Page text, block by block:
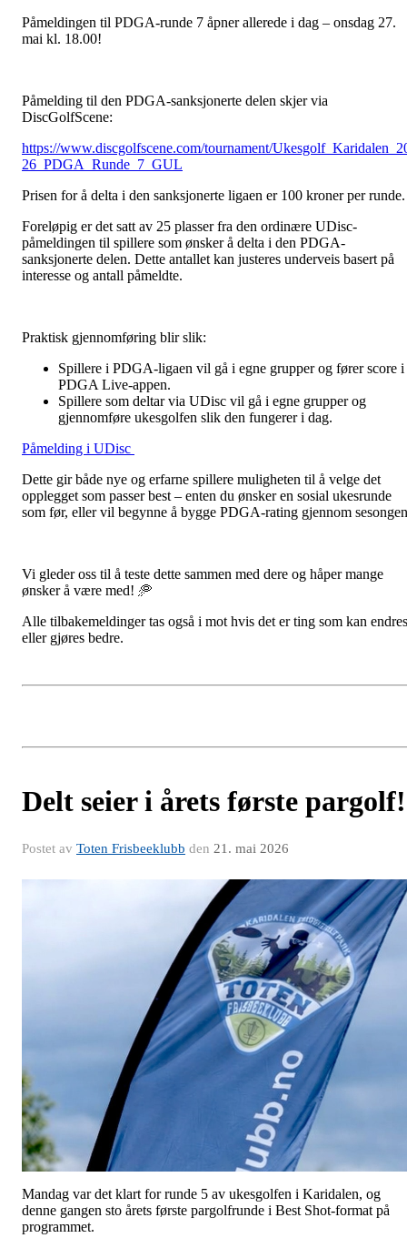
Påmeldingen til PDGA-runde 7 åpner allerede i dag – onsdag 27.
mai kl. 18.00!
Påmelding til den PDGA-sanksjonerte delen skjer via
DiscGolfScene:
https://www.discgolfscene.com/tournament/
26_PDGA_Runde_7_GUL
Prisen for å delta i den sanksjonerte ligaen er 100 kroner per runde.
Foreløpig er det satt av 25 plasser fra den ordinære UDisc-
påmeldingen til spillere som ønsker å delta i den PDGA-
sanksjonerte delen. Dette antallet kan justeres underveis basert på
interesse og antall påmeldte.
Praktisk gjennomføring blir slik:
Spillere i PDGA-ligaen vil gå i egne grupper og fører score i
PDGA Live-appen.
Spillere som deltar via UDisc vil gå i egne grupper og
gjennomføre ukesgolfen slik den fungerer i dag.
Påmelding i UDisc
Dette gir både nye og erfarne spillere muligheten til å velge det
opplegget som passer best – enten du ønsker en sosial ukesrunde
som før, eller vil begynne å bygge PDGA-rating gjennom
Vi gleder oss til å teste dette sammen med dere og håper mange
ønsker å være med! 🥏
Alle tilbakemeldinger tas også i mot hvis det er ting som kan endres
eller gjøres bedre.
Delt seier i årets første pargolf!
Postet av Toten Frisbeeklubb den 21. mai 2026
Mandag var det klart for runde 5 av ukesgolfen i Karidalen, og
denne gangen sto årets første pargolfrunde i Best Shot-format på
programmet.